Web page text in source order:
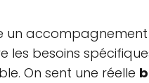
accompagnement
besoins
On sent une réelle